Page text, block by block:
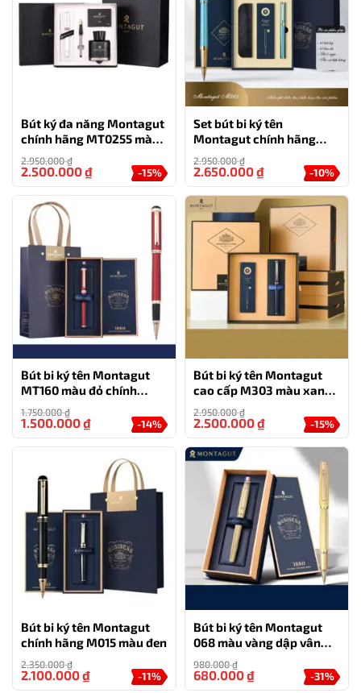
Bút ký đa năng Montagut
chính hãng MT0255 màu
trắng
2.950.000₫
-15%
2.500.000₫
Set bút bi ký tên
Montagut chính hãng
M265 màu Xanh ngọc
đính đá cao cấp
2.950.000₫
-10%
2.650.000₫
Bút bi ký tên Montagut
MT160 màu đỏ chính
hãng món quà tặng cho
doanh nghiệp
1.750.000₫
-14%
1.500.000₫
Bút bi ký tên Montagut
cao cấp M303 màu xanh
navy
2.950.000₫
-15%
2.500.000₫
Bút bi ký tên Montagut
chính hãng M015 màu đen
2.350.000₫
-11%
2.100.000₫
Bút bi ký tên Montagut
068 màu vàng dập vân
cao cấp kèm hộp đựng và
túi
980.000₫
-31%
680.000₫